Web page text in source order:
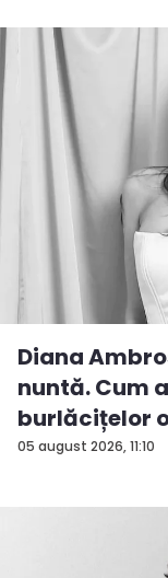
05 august 2026, 11:10
Diana
nuntă. Cum
burlăcițelor